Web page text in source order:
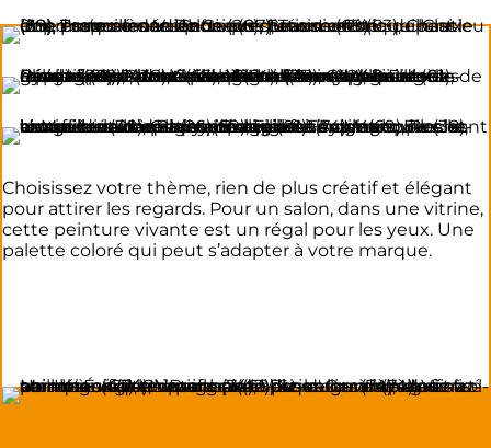
Choisissez votre thème, rien de plus créatif et élégant
pour attirer les regards. Pour un salon, dans une vitrine,
cette peinture vivante est un régal pour les yeux. Une
palette coloré qui peut s’adapter à votre marque.